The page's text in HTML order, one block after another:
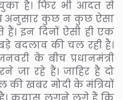
है। फिर भी आदत से
अनुसार कुछ न कुछ ऐसा
इन दिनों ऐसी ही एक
बदलाव की चल रही है।
के बीच प्रधानमंत्री
जा रहे हैं। जाहिर है दो
खबर मोदी के मंत्रियों